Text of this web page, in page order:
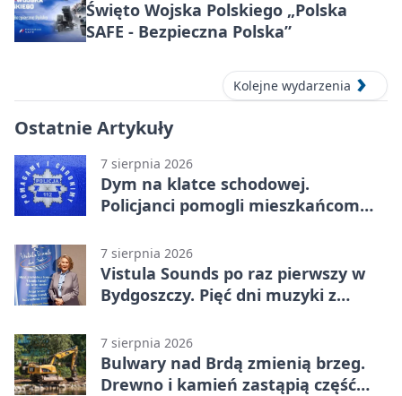
Święto Wojska Polskiego „Polska
SAFE - Bezpieczna Polska”
Kolejne wydarzenia
Ostatnie Artykuły
7 sierpnia 2026
Dym na klatce schodowej.
Policjanci pomogli mieszkańcom
7 sierpnia 2026
Vistula Sounds po raz pierwszy w
Bydgoszczy. Pięć dni muzyki z
7 sierpnia 2026
Bulwary nad Brdą zmienią brzeg.
Drewno i kamień zastąpią część